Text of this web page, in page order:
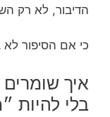
הדיבור, לא רק
כי אם הסיפור
איך
בלי להיות